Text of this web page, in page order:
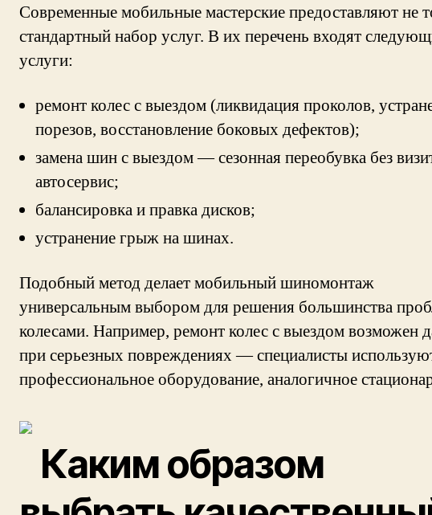
Современные мобильные мастерские предоставляют не
стандартный набор услуг. В их перечень входят
услуги:
ремонт колес с выездом (ликвидация проколов,
порезов, восстановление боковых дефектов);
замена шин с выездом — сезонная переобувка без
автосервис;
балансировка и правка дисков;
устранение грыж на шинах.
Подобный метод делает мобильный шиномонтаж
универсальным выбором для решения большинства
колесами. Например, ремонт колес с выездом возможен
при серьезных повреждениях — специалисты
профессиональное оборудование, аналогичное
Каким образом